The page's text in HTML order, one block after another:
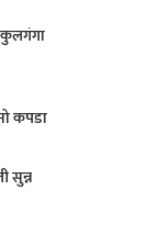
कपडा
सुन्न